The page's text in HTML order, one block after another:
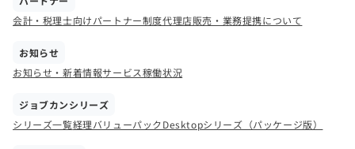
会計・税理士向けパートナー制度代理店販売・業務提携について
お知らせ
お知らせ・新着情報サービス稼働状況
ジョブカンシリーズ
シリーズ一覧経理バリューパックDesktopシリーズ（パッケージ版）